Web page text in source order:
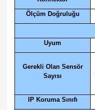
Ölçüm Doğruluğu
Uyum
Gerekli Olan Sensör
Sayısı
IP Koruma Sınıfı